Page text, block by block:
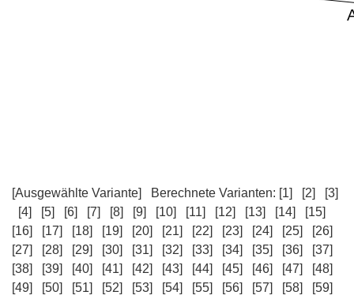
[Ausgewählte Variante] Berechnete Varianten: [1] [2]
[3]
[4]
[5] [6] [7] [8] [9] [10] [11] [12] [13] [14]
[15]
[16]
[17] [18] [19] [20] [21] [22] [23] [24] [25]
[26]
[27]
[28] [29] [30] [31] [32] [33] [34] [35] [36]
[37]
[38]
[39] [40] [41] [42] [43] [44] [45] [46] [47]
[48]
[49]
[50] [51] [52] [53] [54] [55] [56] [57] [58]
[59]